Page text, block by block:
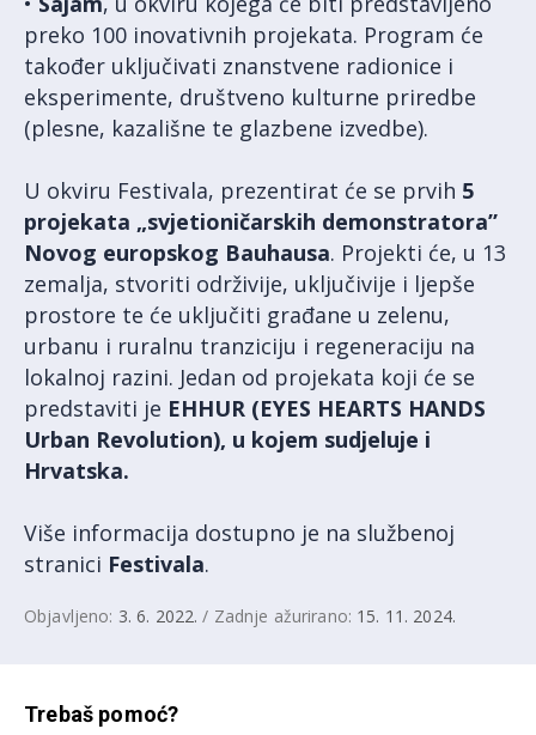
preko 100 inovativnih projekata. Program će
također uključivati znanstvene radionice i
eksperimente, društveno kulturne priredbe
(plesne, kazališne te glazbene izvedbe).
U okviru Festivala, prezentirat će se prvih 5
projekata „svjetioničarskih demonstratora”
Novog europskog Bauhausa. Projekti će, u 13
zemalja, stvoriti održivije, uključivije i ljepše
prostore te će uključiti građane u zelenu,
urbanu i ruralnu tranziciju i regeneraciju na
lokalnoj razini. Jedan od projekata koji će se
predstaviti je EHHUR (EYES HEARTS HANDS
Urban Revolution), u kojem sudjeluje i
Hrvatska.
Više informacija dostupno je na službenoj
stranici Festivala.
Objavljeno: 3. 6. 2022. / Zadnje ažurirano: 15. 11. 2024.
Trebaš pomoć?